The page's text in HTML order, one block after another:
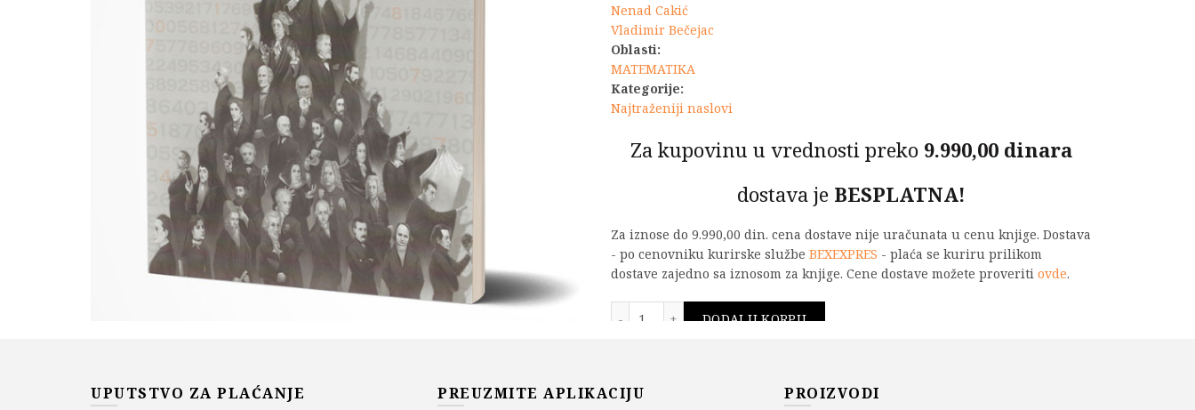
Nenad Cakić
Vladimir Bečejac
Oblasti:
MATEMATIKA
Kategorije:
Najtraženiji naslovi
Za kupovinu u vrednosti preko 9.990,00 dinara
dostava je BESPLATNA!
Za iznose do 9.990,00 din. cena dostave nije uračunata u cenu knjige. Dostava
- po cenovniku kurirske službe BEXEXPRES - plaća se kuriru prilikom
dostave zajedno sa iznosom za knjige. Cene dostave možete proveriti ovde.
DODAJ U KORPU
UPUTSTVO ZA PLAĆANJE PREUZMITE APLIKACIJU PROIZVODI